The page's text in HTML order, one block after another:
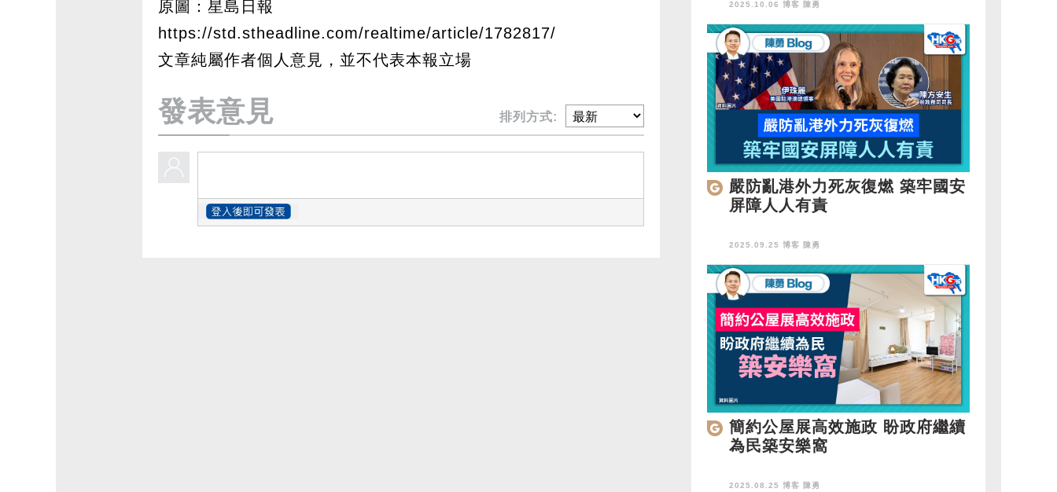
原圖：星島日報
https://std.stheadline.com/realtime/article/1782817/
文章純屬作者個人意見，並不代表本報立場
發表意見 排列方式:
2025.10.06 博客 陳勇
嚴防亂港外力死灰復燃 築牢國安
屏障人人有責
2025.09.25 博客 陳勇
簡約公屋展高效施政 盼政府繼續
為民築安樂窩
2025.08.25 博客 陳勇